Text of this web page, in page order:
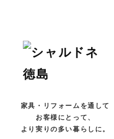
家具・リフォームを通して
お客様にとって、
より実りの多い暮らしに。